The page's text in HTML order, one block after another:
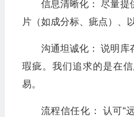
信息清晰化： 尽量提
片（如成分标、疵点）、
沟通坦诚化： 说明库
瑕疵。我们追求的是在
易。
流程信任化： 认可